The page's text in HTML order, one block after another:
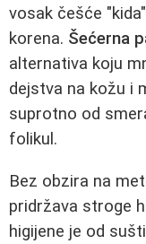
vosak češće
korena. Šećerna
alternativa koju
dejstva na kožu i
suprotno od
folikul.
Bez obzira na
pridržava stroge
higijene je od